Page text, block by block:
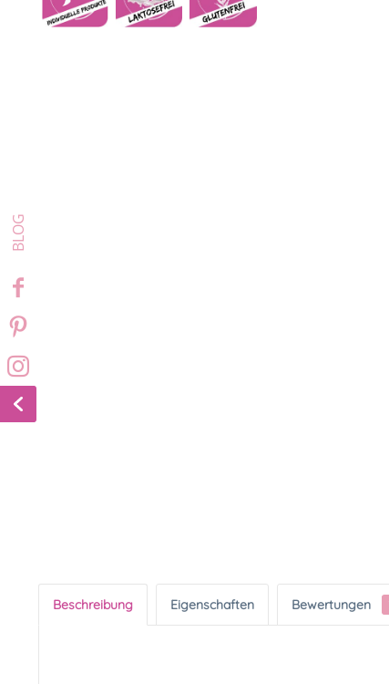
Beschreibung Eigenschaften Bewertungen